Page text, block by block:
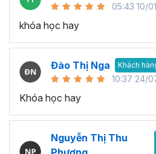
05:43 10/
khóa học hay
Đào Thị Nga Khách
10:37 24/
Khóa học hay
Nguyễn Thị Thu